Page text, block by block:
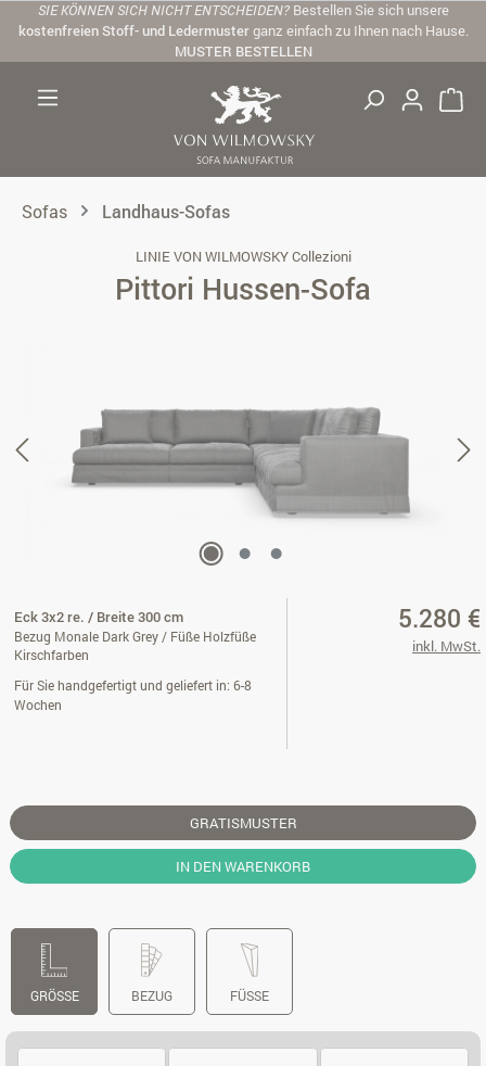
Zum Hauptinhalt springen
SIE KÖNNEN SICH NICHT ENTSCHEIDEN? Bestellen Sie sich unsere
kostenfreien Stoff- und Ledermusterganz einfach zu Ihnen nach Hause.
MUSTER BESTELLEN
Sofas Landhaus-Sofas
LINIE VON WILMOWSKY Collezioni
Pittori Hussen-Sofa
Eck 3x2 re. / Breite 300 cm
Bezug Monale Dark Grey / Füße Holzfüße
Kirschfarben
Für Sie handgefertigt und geliefert in: 6-8
Wochen
5.280 €
inkl. MwSt.
GRATISMUSTER
IN DEN WARENKORB
GRÖSSE BEZUG FÜSSE